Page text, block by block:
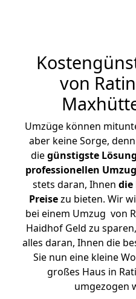
von
Umzüge können
aber keine Sorge,
diegünstigste Lösung
professionellen
stets daran, Ihnen die
Preisezu bieten. Wir
bei einem Umzug von
Haidhof Geld zu
alles daran, Ihnen die
Sie nun eine kleine
großes Haus in
umgezogen